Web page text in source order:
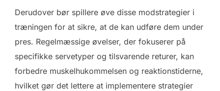
Derudover bør spillere øve disse modstrategier i
træningen for at sikre, at de kan udføre dem under
pres. Regelmæssige øvelser, der fokuserer på
specifikke servetyper og tilsvarende returer, kan
forbedre muskelhukommelsen og reaktionstiderne,
hvilket gør det lettere at implementere strategier